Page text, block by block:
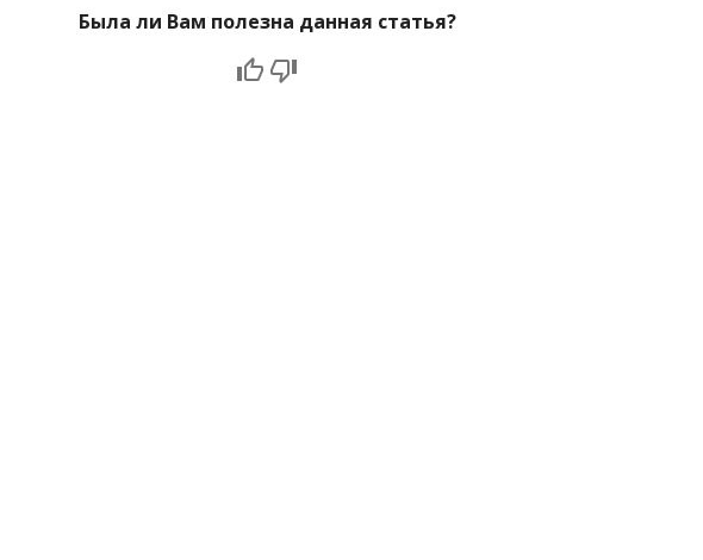
Была ли Вам полезна данная статья?